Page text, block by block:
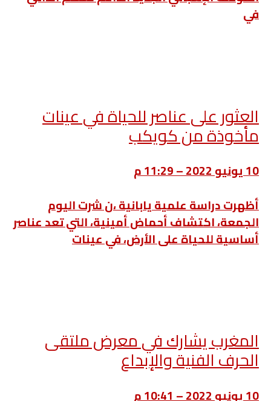
في
العثور على عناصر للحياة في عينات
مأخوذة من كويكب
10 يونيو 2022 – 11:29 م
أظهرت دراسة علمية يابانية ،ن شرت اليوم
الجمعة، اكتشاف أحماض أمينية، التي تعد عناصر
أساسية للحياة على الأرض، في عينات
المغرب يشارك في معرض ملتقى
الحرف الفنية والإبداع
10 يونيو 2022 – 10:41 م